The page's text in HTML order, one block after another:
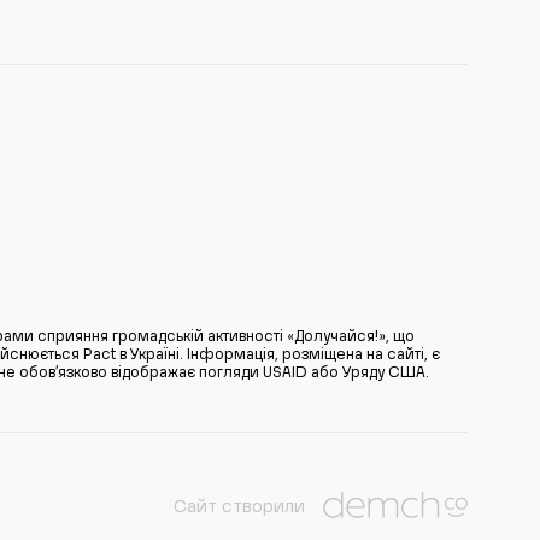
сприяння громадській активності «Долучайся!», що
Pact в Україні. Інформація, розміщена на сайті, є
обов’язково відображає погляди USAID або Уряду США.
Сайт створили